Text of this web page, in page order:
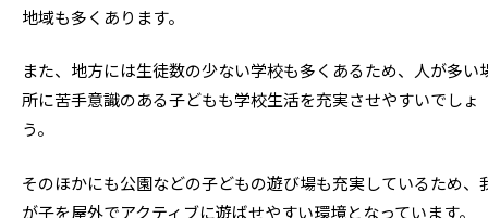
地域も多くあります。
また、地方には生徒数の少ない学校も多くあるため、人が多い
所に苦手意識のある子どもも学校生活を充実させやすいでしょ
う。
そのほかにも公園などの子どもの遊び場も充実しているため、
が子を屋外でアクティブに遊ばせやすい環境となっています。